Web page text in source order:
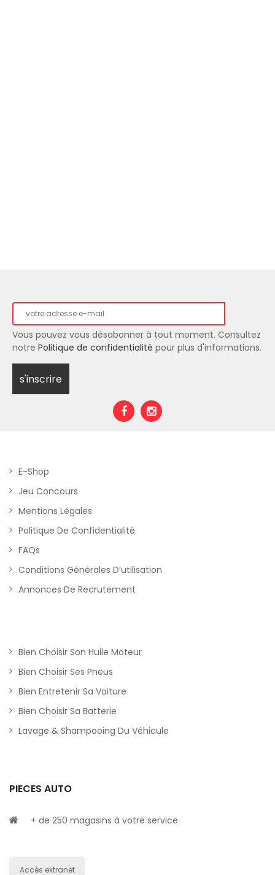
Vous pouvez vous désabonner à tout moment. Consultez
notre Politique de confidentialité pour plus d'informations.
E-Shop
Jeu Concours
Mentions Légales
Politique De Confidentialité
FAQs
Conditions Générales D’utilisation
Annonces De Recrutement
Bien Choisir Son Huile Moteur
Bien Choisir Ses Pneus
Bien Entretenir Sa Voiture
Bien Choisir Sa Batterie
Lavage & Shampooing Du Véhicule
PIECES AUTO
+ de 250 magasins à votre service
Accès extranet